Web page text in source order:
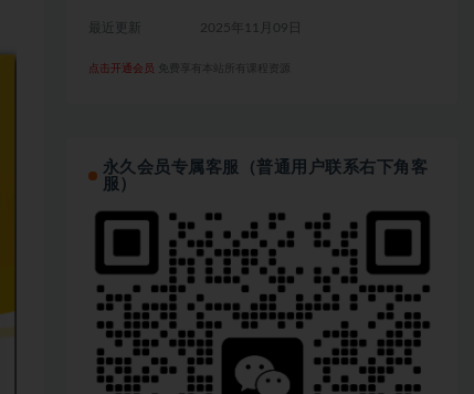
最近更新 2025年11月09日
点击开通会员 免费享有本站所有课程资源
永久会员专属客服（普通用户联系右下角客
服）